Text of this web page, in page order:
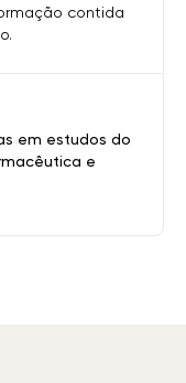
em estudos do
e
contida